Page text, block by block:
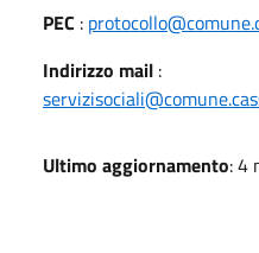
PEC :
Indirizzo mail :
Ultimo aggiornamento: 4